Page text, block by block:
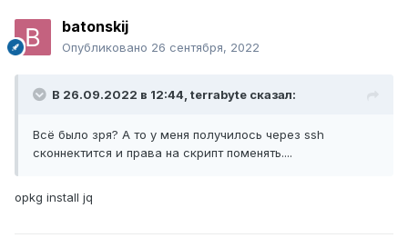
batonskij
Опубликовано 26 сентября, 2022
В 26.09.2022 в 12:44, terrabyte сказал:
Всё было зря? А то у меня получилось через ssh
сконнектится и права на скрипт поменять....
opkg install jq